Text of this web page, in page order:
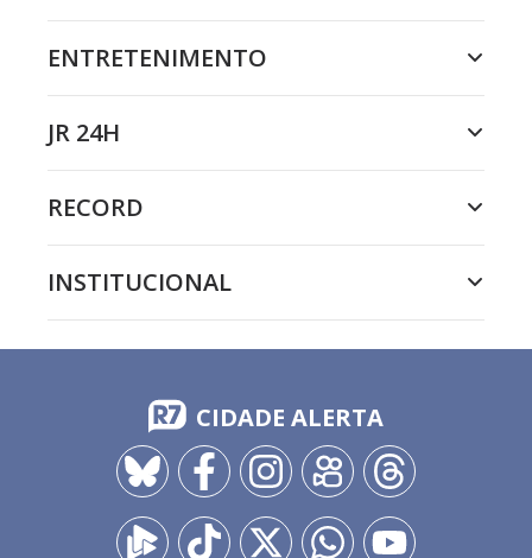
ENTRETENIMENTO
JR 24H
RECORD
INSTITUCIONAL
CIDADE ALERTA